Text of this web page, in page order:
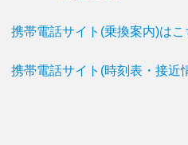
携帯電話サイト(乗換案内)はこ
携帯電話サイト(時刻表・接近